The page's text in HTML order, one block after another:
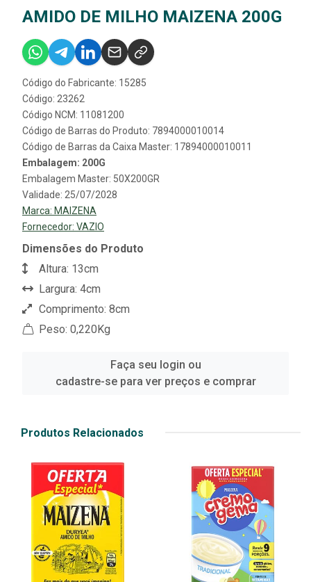
AMIDO DE MILHO MAIZENA 200G
Código do Fabricante: 15285
Código: 23262
Código NCM: 11081200
Código de Barras do Produto: 7894000010014
Código de Barras da Caixa Master: 17894000010011
Embalagem: 200G
Embalagem Master: 50X200GR
Validade: 25/07/2028
Marca: MAIZENA
Fornecedor: VAZIO
Dimensões do Produto
Altura: 13cm
Largura: 4cm
Comprimento: 8cm
Peso: 0,220Kg
Faça seu login ou
cadastre-se para ver preços e comprar
Produtos Relacionados